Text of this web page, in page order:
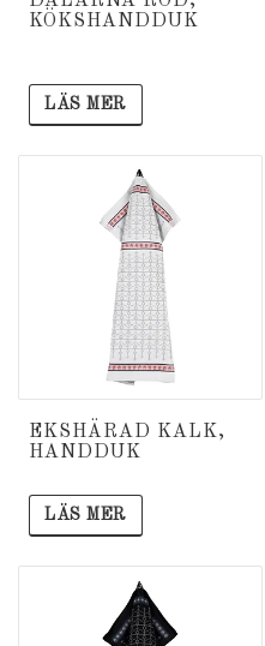
KÖKSHANDDUK
LÄS MER
EKSHÄRAD KALK,
HANDDUK
LÄS MER